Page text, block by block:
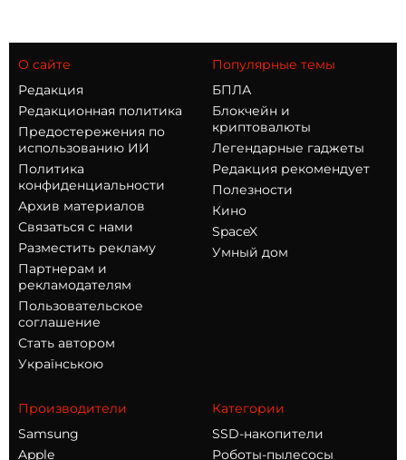
О сайте
Редакция
Редакционная политика
Предостережения по
использованию ИИ
Политика
конфиденциальности
Архив материалов
Связаться с нами
Разместить рекламу
Партнерам и
рекламодателям
Пользовательское
соглашение
Стать автором
Українською
Популярные темы
БПЛА
Блокчейн и
криптовалюты
Легендарные гаджеты
Редакция рекомендует
Полезности
Кино
SpaceX
Умный дом
Производители
Samsung
Apple
Категории
SSD-накопители
Роботы-пылесосы